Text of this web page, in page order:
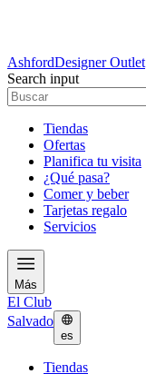
AshfordDesigner Outlet
Search input
Tiendas
Ofertas
Planifica tu visita
¿Qué pasa?
Comer y beber
Tarjetas regalo
Servicios
Más
El Club
Salvado
es
Tiendas